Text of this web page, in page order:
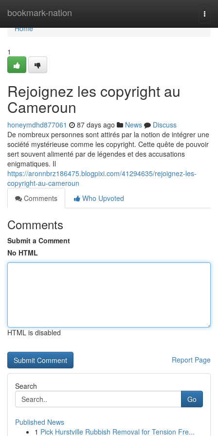
bookmark-nation
Home
Home
1
Rejoignez les copyright au
Cameroun
honeymdhd877061 87 days ago News
Discuss
De nombreux personnes sont attirés par la notion de intégrer une
société mystérieuse comme les copyright. Cette quête de pouvoir
sert souvent alimenté par de légendes et des accusations
enigmatiques. Il
https://aronnbrz186475.blogpixi.com/41294635/rejoignez-les-
copyright-au-cameroun
Comments
Who Upvoted
Comments
Submit a Comment
No HTML
HTML is disabled
Report Page
Search
Go
Published News
1 Pick Hurstville Rubbish Removal for Tension Fre...